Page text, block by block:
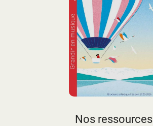
2025-2026.jpg
Nos ressources